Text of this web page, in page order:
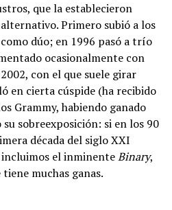
que la establecieron
Primero subió a los
dúo; en 1996 pasó a trío
ocasionalmente con
con el que suele girar
en cierta cúspide (ha recibido
Grammy, habiendo ganado
sobreexposición: si en los 90
década del siglo XXI
el inminenteBinary,
muchas ganas.